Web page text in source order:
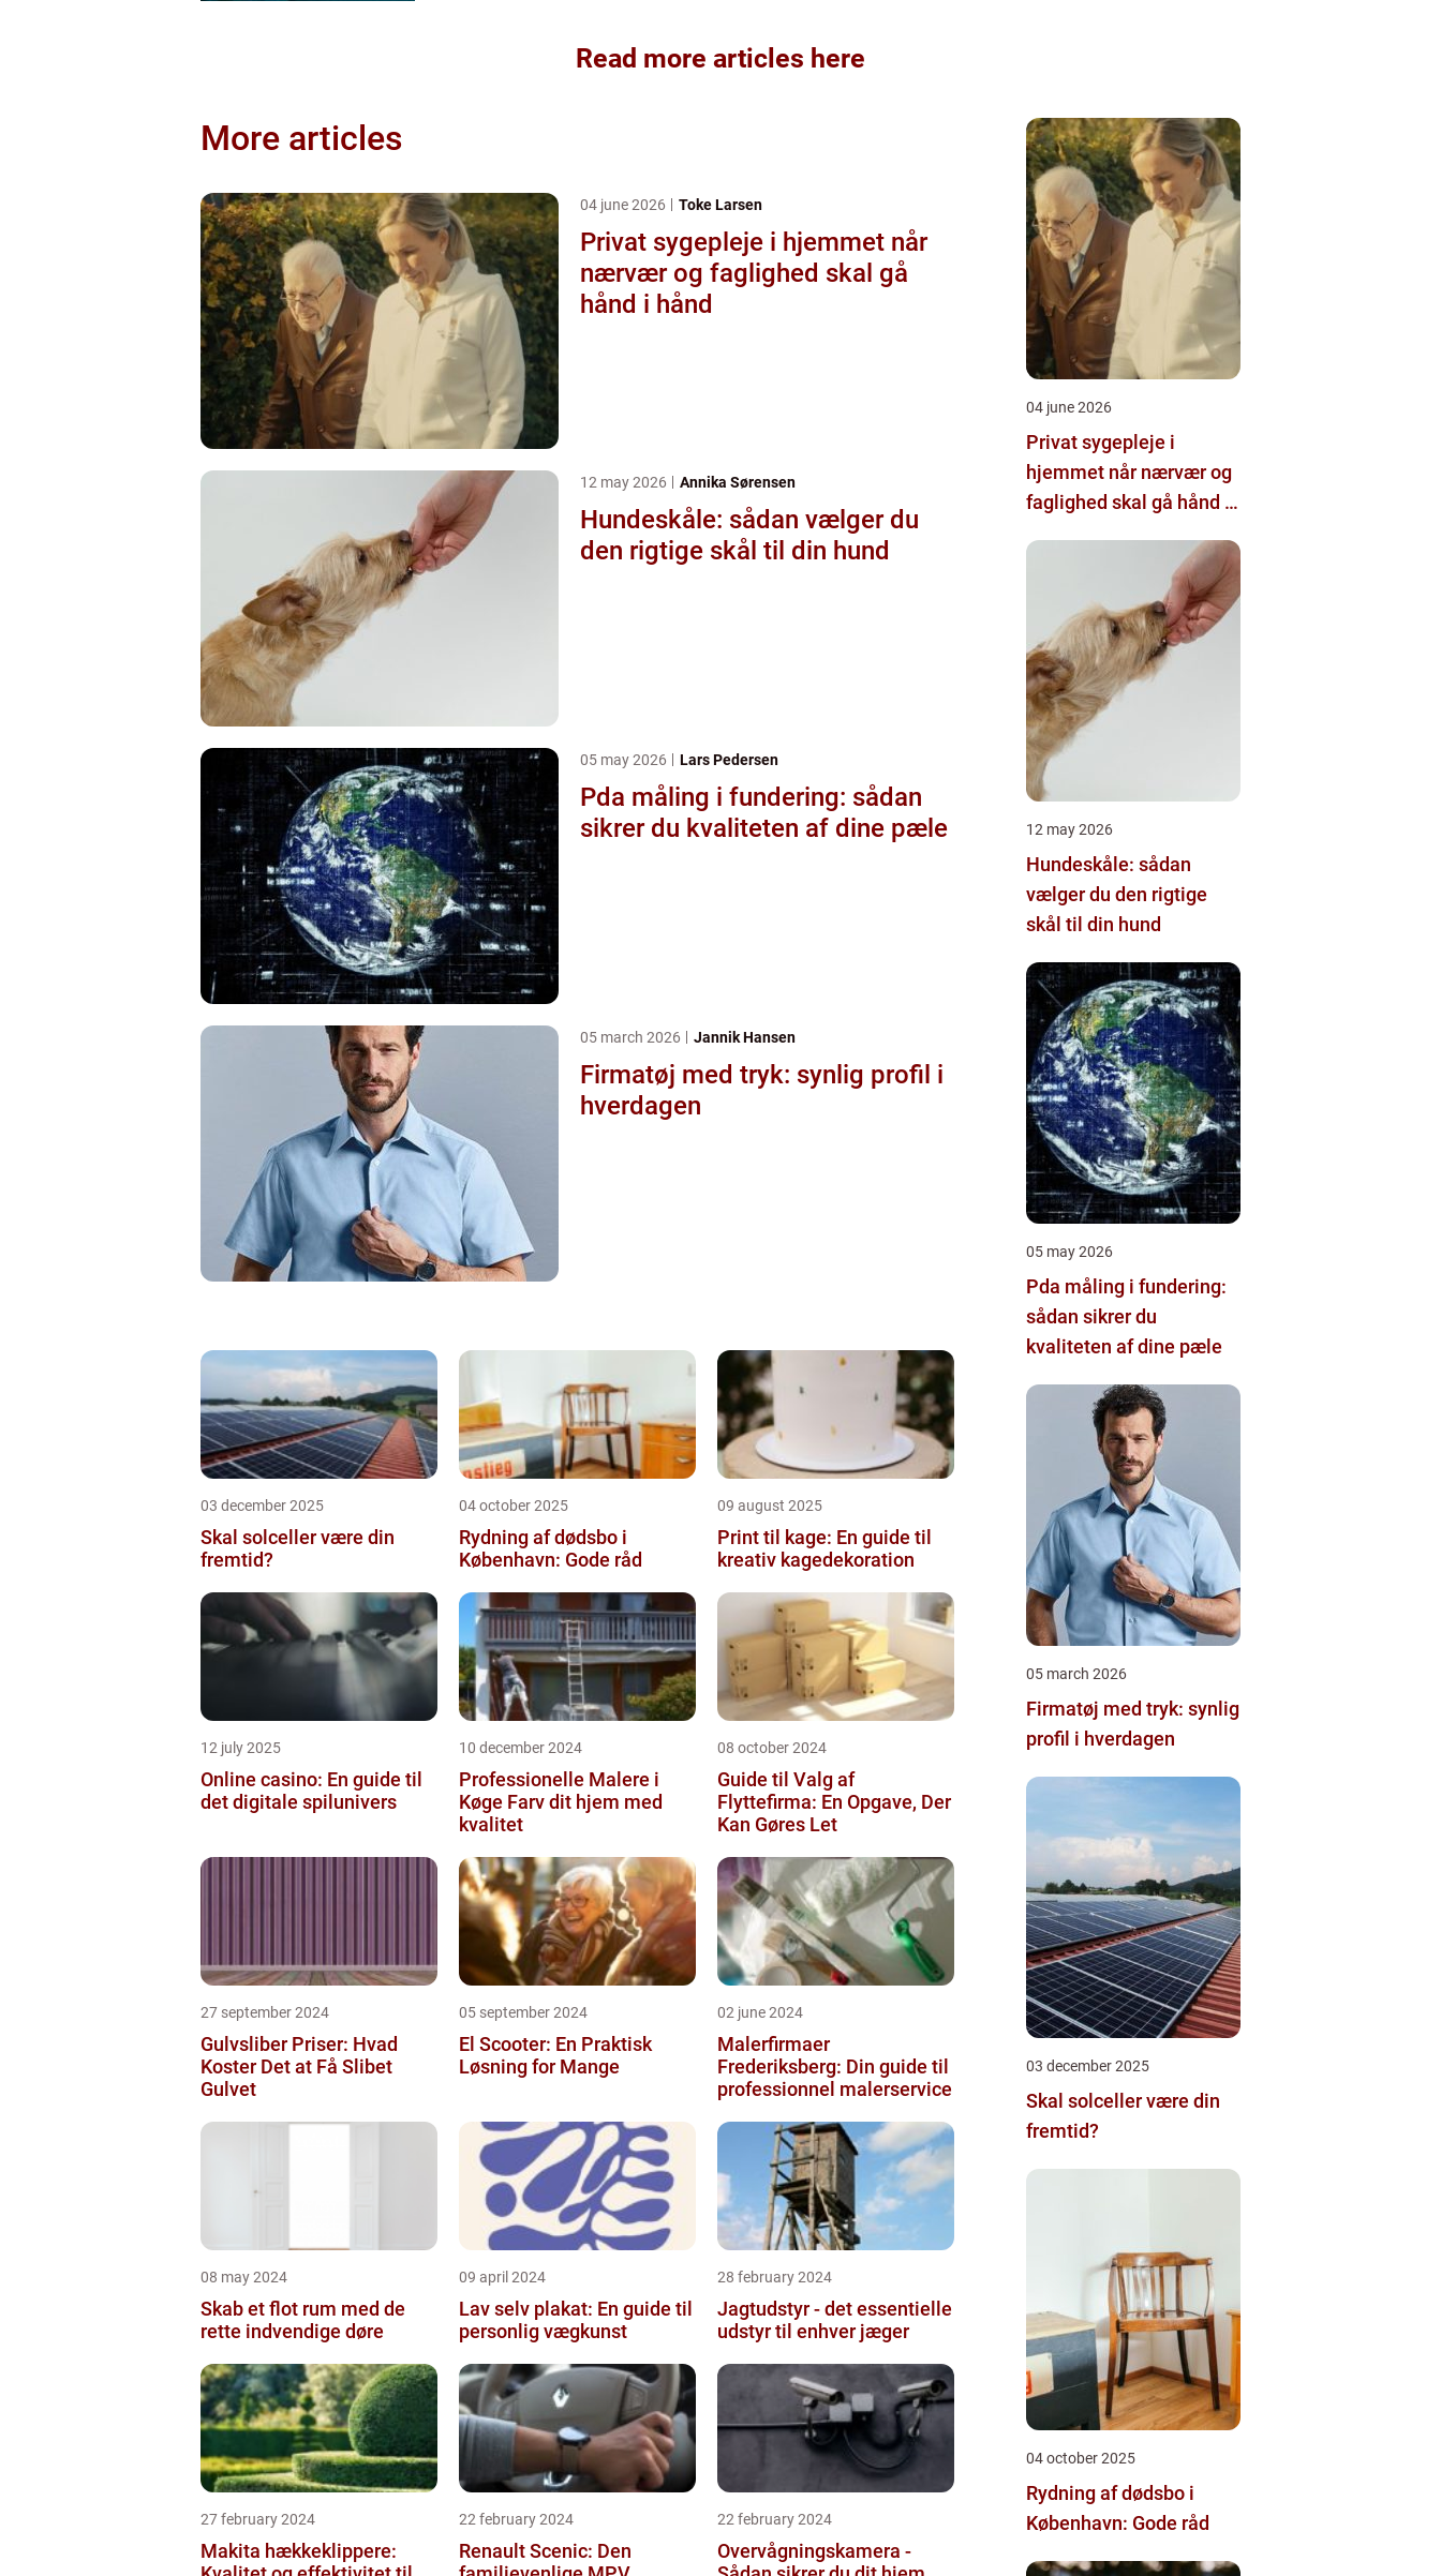
Read more articles here
More articles
04 june 2026 Toke Larsen
Privat sygepleje i hjemmet når
nærvær og faglighed skal gå
hånd i hånd
12 may 2026 Annika Sørensen
Hundeskåle: sådan vælger du
den rigtige skål til din hund
05 may 2026 Lars Pedersen
Pda måling i fundering: sådan
sikrer du kvaliteten af dine pæle
05 march 2026 Jannik Hansen
Firmatøj med tryk: synlig profil i
hverdagen
03 december 2025
Skal solceller være din
fremtid?
04 october 2025
Rydning af dødsbo i
København: Gode råd
09 august 2025
Print til kage: En guide til
kreativ kagedekoration
12 july 2025
Online casino: En guide til
det digitale spilunivers
10 december 2024
Professionelle Malere i
Køge Farv dit hjem med
kvalitet
08 october 2024
Guide til Valg af
Flyttefirma: En Opgave, Der
Kan Gøres Let
27 september 2024
Gulvsliber Priser: Hvad
Koster Det at Få Slibet
Gulvet
05 september 2024
El Scooter: En Praktisk
Løsning for Mange
02 june 2024
Malerfirmaer
Frederiksberg: Din guide til
professionnel malerservice
08 may 2024
Skab et flot rum med de
rette indvendige døre
09 april 2024
Lav selv plakat: En guide til
personlig vægkunst
28 february 2024
Jagtudstyr - det essentielle
udstyr til enhver jæger
27 february 2024
Makita hækkeklippere:
22 february 2024
Renault Scenic: Den
22 february 2024
Overvågningskamera -
04 june 2026
Privat sygepleje i
hjemmet når nærvær og
faglighed skal gå hånd i
12 may 2026
Hundeskåle: sådan
vælger du den rigtige
skål til din hund
05 may 2026
Pda måling i fundering:
sådan sikrer du
kvaliteten af dine pæle
05 march 2026
Firmatøj med tryk: synlig
profil i hverdagen
03 december 2025
Skal solceller være din
fremtid?
04 october 2025
Rydning af dødsbo i
København: Gode råd